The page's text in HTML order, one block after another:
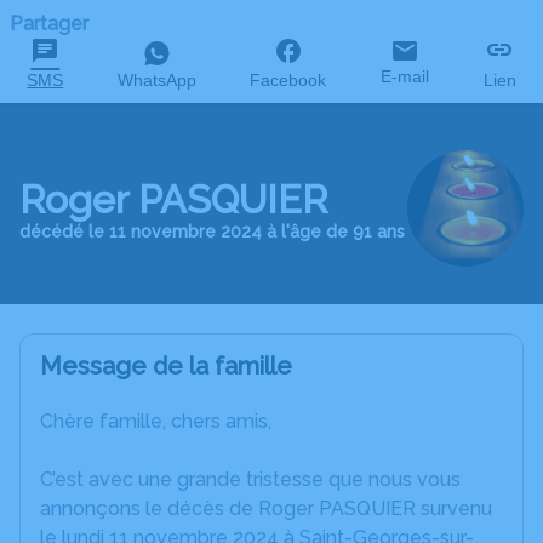
Partager
SMS WhatsApp Facebook E-mail Lien
Roger PASQUIER
décédé le 11 novembre 2024 à l'âge de 91 ans
Message de la famille
Chère famille, chers amis,
C’est avec une grande tristesse que nous vous
annonçons le décès de Roger PASQUIER survenu
le lundi 11 novembre 2024 à Saint-Georges-sur-